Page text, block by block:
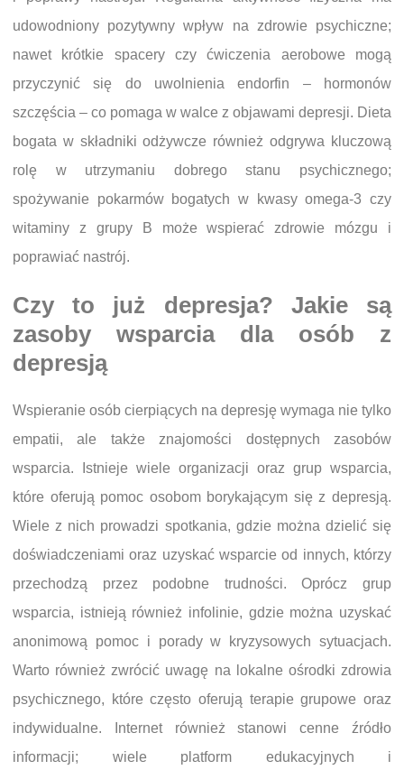
udowodniony pozytywny wpływ na zdrowie psychiczne;
nawet krótkie spacery czy ćwiczenia aerobowe mogą
przyczynić się do uwolnienia endorfin – hormonów
szczęścia – co pomaga w walce z objawami depresji. Dieta
bogata w składniki odżywcze również odgrywa kluczową
rolę w utrzymaniu dobrego stanu psychicznego;
spożywanie pokarmów bogatych w kwasy omega-3 czy
witaminy z grupy B może wspierać zdrowie mózgu i
poprawiać nastrój.
Czy to już depresja? Jakie są
zasoby wsparcia dla osób z
depresją
Wspieranie osób cierpiących na depresję wymaga nie tylko
empatii, ale także znajomości dostępnych zasobów
wsparcia. Istnieje wiele organizacji oraz grup wsparcia,
które oferują pomoc osobom borykającym się z depresją.
Wiele z nich prowadzi spotkania, gdzie można dzielić się
doświadczeniami oraz uzyskać wsparcie od innych, którzy
przechodzą przez podobne trudności. Oprócz grup
wsparcia, istnieją również infolinie, gdzie można uzyskać
anonimową pomoc i porady w kryzysowych sytuacjach.
Warto również zwrócić uwagę na lokalne ośrodki zdrowia
psychicznego, które często oferują terapie grupowe oraz
indywidualne. Internet również stanowi cenne źródło
informacji; wiele platform edukacyjnych i